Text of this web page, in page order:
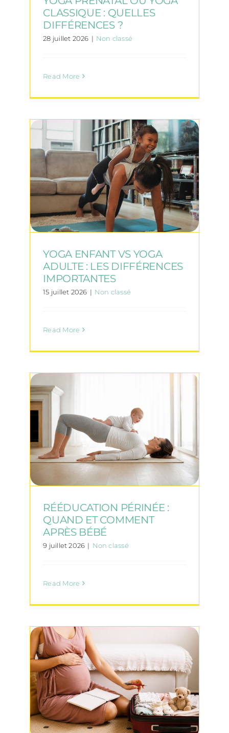
CLASSIQUE : QUELLES
DIFFÉRENCES ?
28 juillet 2026 | Non classé
Read More
YOGA ENFANT VS YOGA
ADULTE : LES DIFFÉRENCES
IMPORTANTES
15 juillet 2026 | Non classé
Read More
RÉÉDUCATION PÉRINÉE :
QUAND ET COMMENT
APRÈS BÉBÉ
9 juillet 2026 | Non classé
Read More